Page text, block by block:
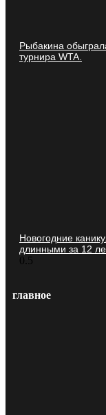
Рыбакина
турнира WTA.
Новогодние
длинными за 12
главное